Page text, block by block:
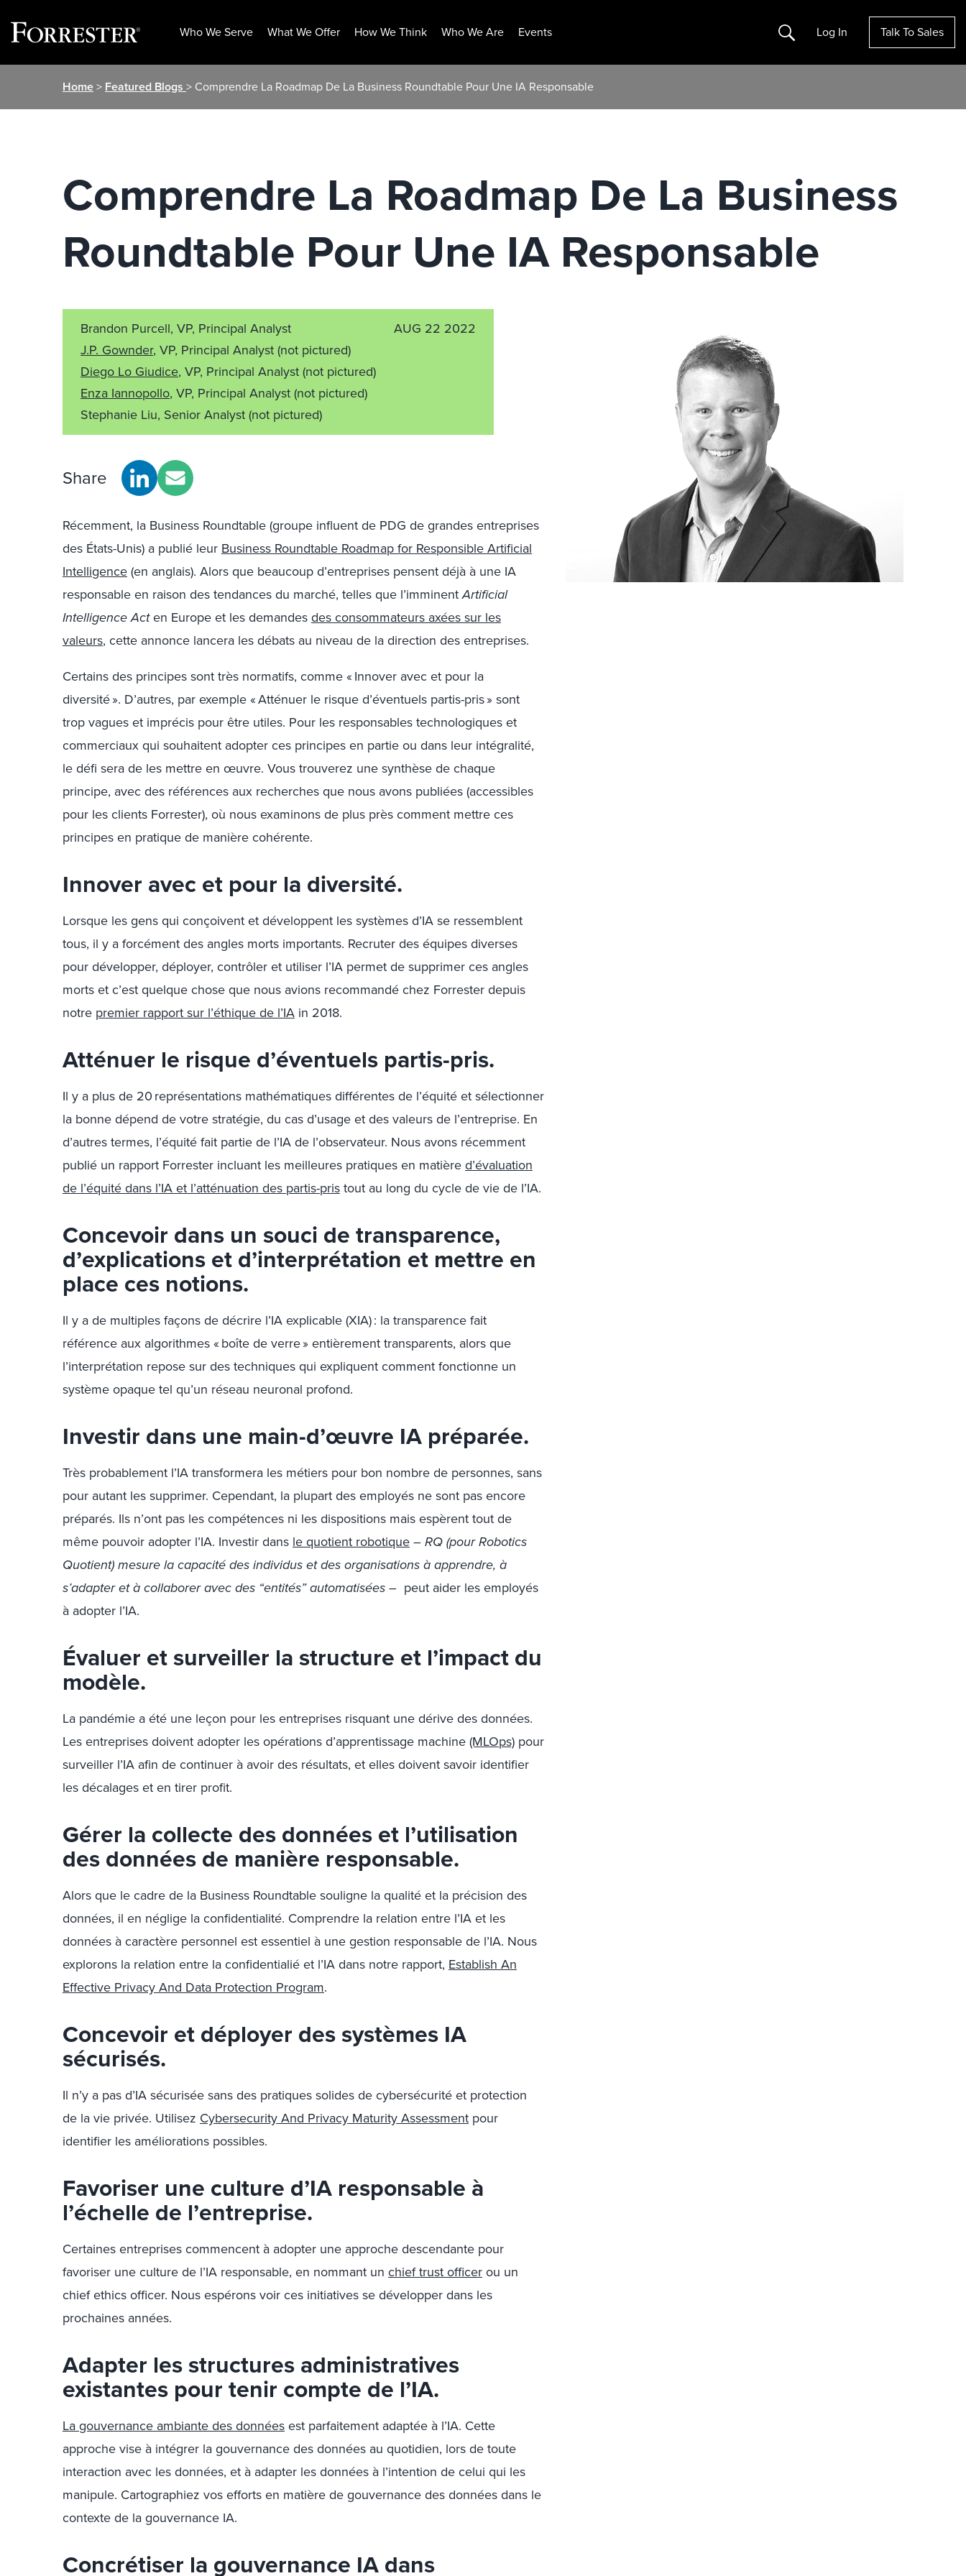
Who We Serve What We Offer How We Think Who We Are Events Search Log In Talk To Sales
Home> Featured Blogs > Comprendre La Roadmap De La Business Roundtable Pour Une IA Responsable
Comprendre La Roadmap De La Business
Roundtable Pour Une IA Responsable
Brandon Purcell, VP, Principal Analyst
J.P. Gownder, VP, Principal Analyst(not pictured)
Diego Lo Giudice, VP, Principal Analyst(not pictured)
Enza Iannopollo, VP, Principal Analyst(not pictured)
Stephanie Liu, Senior Analyst(not pictured)
AUG 22 2022
Share
Récemment, la Business Roundtable (groupe influent de PDG de grandes entreprises
des États-Unis) a publié leur Business Roundtable Roadmap for Responsible Artificial
Intelligence(en anglais). Alors que beaucoup d’entreprises pensent déjà à une IA
responsable en raison des tendances du marché, telles que l’imminentArtificial
Intelligence Acten Europe et les demandesdes consommateurs axées sur les
valeurs, cette annonce lancera les débats au niveau de la direction des entreprises.
Certains des principes sont très normatifs, comme « Innover avec et pour la
diversité ». D’autres, par exemple « Atténuer le risque d’éventuels partis-pris » sont
trop vagues et imprécis pour être utiles. Pour les responsables technologiques et
commerciaux qui souhaitent adopter ces principes en partie ou dans leur intégralité,
le défi sera de les mettre en œuvre. Vous trouverez une synthèse de chaque
principe, avec des références aux recherches que nous avons publiées (accessibles
pour les clients Forrester), où nous examinons de plus près comment mettre ces
principes en pratique de manière cohérente.
Innover avec et pour la diversité.
Lorsque les gens qui conçoivent et développent les systèmes d’IA se ressemblent
tous, il y a forcément des angles morts importants. Recruter des équipes diverses
pour développer, déployer, contrôler et utiliser l’IA permet de supprimer ces angles
morts et c’est quelque chose que nous avions recommandé chez Forrester depuis
notre premier rapport sur l’éthique de l’IA in 2018.
Atténuer le risque d’éventuels partis-pris.
Il y a plus de 20 représentations mathématiques différentes de l’équité et sélectionner
la bonne dépend de votre stratégie, du cas d’usage et des valeurs de l’entreprise. En
d’autres termes, l’équité fait partie de l’IA de l’observateur. Nous avons récemment
publié un rapport Forrester incluant les meilleures pratiques en matièred’évaluation
de l’équité dans l’IA et l’atténuation des partis-pristout au long du cycle de vie de l’IA.
Concevoir dans un souci de transparence,
d’explications et d’interprétation et mettre en
place ces notions.
Il y a de multiples façons de décrire l’IA explicable (XIA) : la transparence fait
référence aux algorithmes « boîte de verre » entièrement transparents, alors que
l’interprétation repose sur des techniques qui expliquent comment fonctionne un
système opaque tel qu’un réseau neuronal profond.
Investir dans une main-d’œuvre IA préparée.
Très probablement l’IA transformera les métiers pour bon nombre de personnes, sans
pour autant les supprimer. Cependant, la plupart des employés ne sont pas encore
préparés. Ils n’ont pas les compétences ni les dispositions mais espèrent tout de
même pouvoir adopter l’IA. Investir dans le quotient robotique–RQ (pour Robotics
Quotient) mesure la capacité des individus et des organisations à apprendre, à
s’adapter et à collaborer avec des “entités” automatisées – peut aider les employés
à adopter l’IA.
Évaluer et surveiller la structure et l’impact du
modèle.
La pandémie a été une leçon pour les entreprises risquant une dérive des données.
Les entreprises doivent adopter les opérations d’apprentissage machine(MLOps) pour
surveiller l’IA afin de continuer à avoir des résultats, et elles doivent savoir identifier
les décalages et en tirer profit.
Gérer la collecte des données et l’utilisation
des données de manière responsable.
Alors que le cadre de la Business Roundtable souligne la qualité et la précision des
données, il en néglige la confidentialité. Comprendre la relation entre l’IA et les
données à caractère personnel est essentiel à une gestion responsable de l’IA. Nous
explorons la relation entre la confidentialié et l’IA dans notre rapport, Establish An
Effective Privacy And Data Protection Program.
Concevoir et déployer des systèmes IA
sécurisés.
Il n’y a pas d’IA sécurisée sans des pratiques solides de cybersécurité et protection
de la vie privée. Utilisez Cybersecurity And Privacy Maturity Assessment pour
identifier les améliorations possibles.
Favoriser une culture d’IA responsable à
l’échelle de l’entreprise.
Certaines entreprises commencent à adopter une approche descendante pour
favoriser une culture de l’IA responsable, en nommant un chief trust officerou un
chief ethics officer. Nous espérons voir ces initiatives se développer dans les
prochaines années.
Adapter les structures administratives
existantes pour tenir compte de l’IA.
La gouvernance ambiante des donnéesest parfaitement adaptée à l’IA. Cette
approche vise à intégrer la gouvernance des données au quotidien, lors de toute
interaction avec les données, et à adapter les données à l’intention de celui qui les
manipule. Cartographiez vos efforts en matière de gouvernance des données dans le
contexte de la gouvernance IA.
Concrétiser la gouvernance IA dans